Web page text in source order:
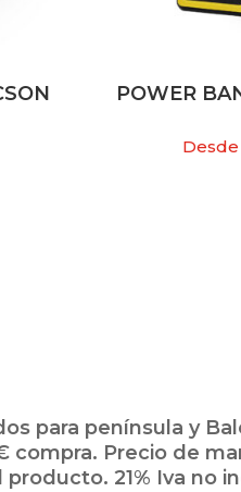
POWER
para península y
compra. Precio de
21% Iva no